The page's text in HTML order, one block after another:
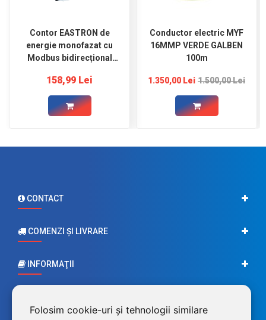
Folosim cookie-uri și tehnologii similare
Contor EASTRON de
energie monofazat cu
Modbus bidirecțional
158,99 Lei
Conductor electric MYF
16MMP VERDE GALBEN
100m
1.350,00 Lei 1.500,00 Lei
CONTACT
COMENZI ŞI LIVRARE
INFORMAŢII